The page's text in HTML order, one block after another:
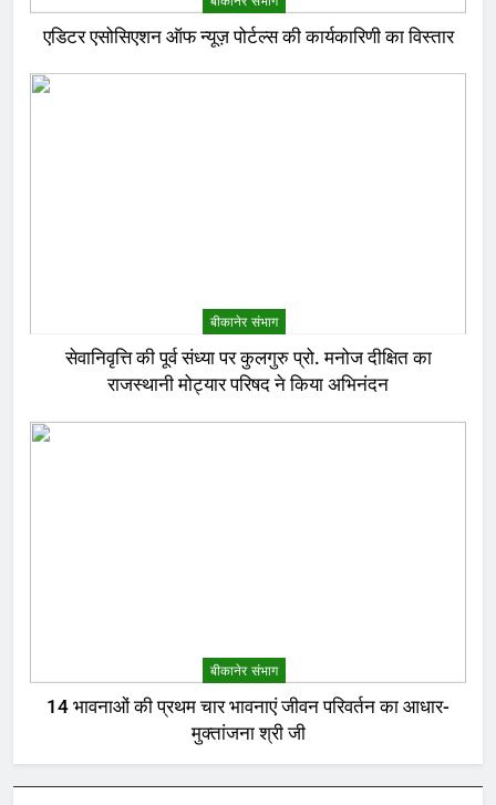
एडिटर एसोसिएशन ऑफ न्यूज़ पोर्टल्स की कार्यकारिणी का विस्तार
बीकानेर संभाग
सेवानिवृत्ति की पूर्व संध्या पर कुलगुरु प्रो. मनोज दीक्षित का
राजस्थानी मोट्यार परिषद ने किया अभिनंदन
बीकानेर संभाग
14 भावनाओं की प्रथम चार भावनाएं जीवन परिवर्तन का आधार-
मुक्तांजना श्री जी